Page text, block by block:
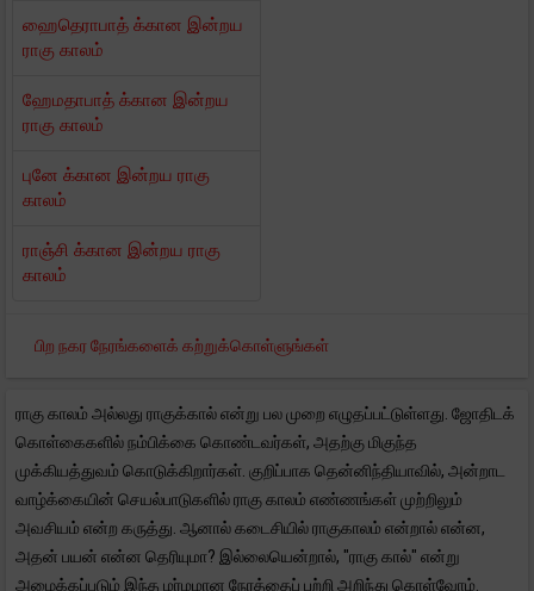
ஹைதெராபாத் க்கான இன்றய
ராகு காலம்
ஹேமதாபாத் க்கான இன்றய
ராகு காலம்
புனே க்கான இன்றய ராகு
காலம்
ராஞ்சி க்கான இன்றய ராகு
காலம்
பிற நகர நேரங்களைக் கற்றுக்கொள்ளுங்கள்
ராகு காலம் அல்லது ராகுக்கால் என்று பல முறை எழுதப்பட்டுள்ளது. ஜோதிடக்
கொள்கைகளில் நம்பிக்கை கொண்டவர்கள், அதற்கு மிகுந்த
முக்கியத்துவம் கொடுக்கிறார்கள். குறிப்பாக தென்னிந்தியாவில், அன்றாட
வாழ்க்கையின் செயல்பாடுகளில் ராகு காலம் எண்ணங்கள் முற்றிலும்
அவசியம் என்ற கருத்து. ஆனால் கடைசியில் ராகுகாலம் என்றால் என்ன,
அதன் பயன் என்ன தெரியுமா? இல்லையென்றால், "ராகு கால்" என்று
அழைக்கப்படும் இந்த மர்மமான நேரத்தைப் பற்றி அறிந்து கொள்வோம்.